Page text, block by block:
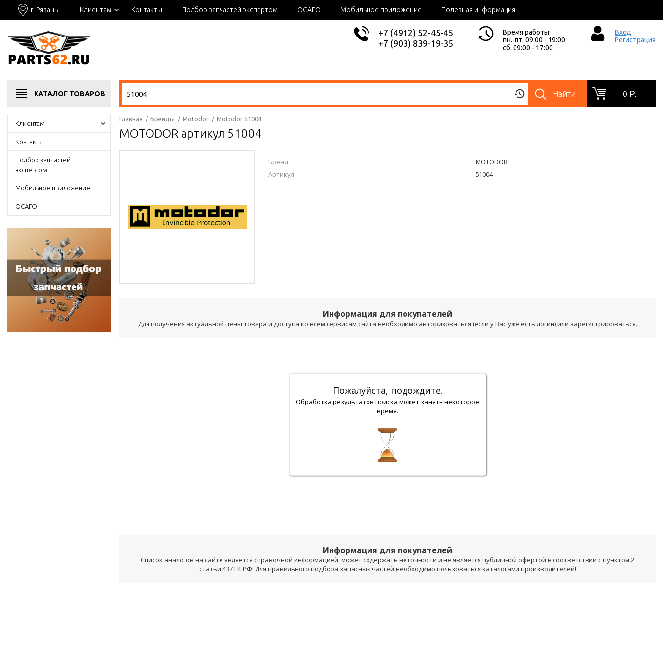
г. Рязань Клиентам Контакты Подбор запчастей экспертом ОСАГО Мобильное приложение Полезная информация
+7 (4912) 52-45-45
+7 (903) 839-19-35
Время работы:
пн.-пт. 09:00 - 19:00
сб. 09:00 - 17:00
Вход
Регистрация
КАТАЛОГ ТОВАРОВ Найти 0 Р.
Клиентам
Контакты
Подбор запчастей
экспертом
Мобильное приложение
ОСАГО
Главная / Бренды / Motodor / Motodor 51004
MOTODOR артикул 51004
Бренд
MOTODOR
Артикул
51004
Информация для покупателей
Для получения актуальной цены товара и доступа ко всем сервисам сайта необходимо авторизоваться (если у Вас уже есть логин) или зарегистрироваться.
Пожалуйста, подождите.
Обработка результатов поиска может занять некоторое
время.
Информация для покупателей
Список аналогов на сайте является справочной информацией, может содержать неточности и не является публичной офертой в соответствии с пунктом 2
статьи 437 ГК РФ! Для правильного подбора запасных частей необходимо пользоваться каталогами производителей!